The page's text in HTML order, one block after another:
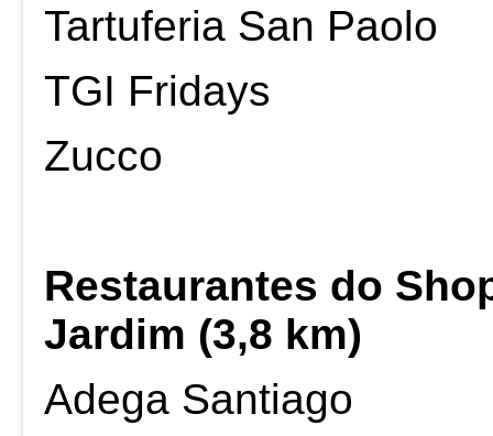
Tartuferia San Paolo
TGI Fridays
Zucco
Restaurantes do
Jardim (3,8 km)
Adega Santiago